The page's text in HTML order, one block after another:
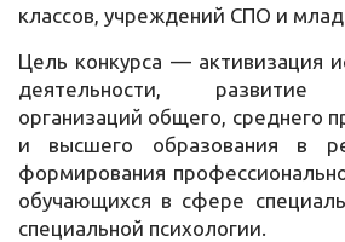
классов, учреждений СПО и
Цель конкурса — активизация
деятельности, развитие
организаций общего, среднего
и высшего образования в
формирования
обучающихся в сфере
специальной психологии.